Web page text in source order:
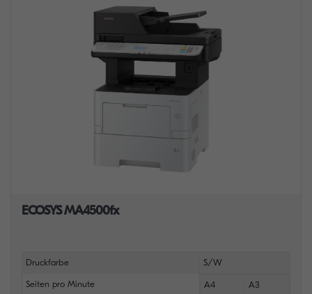
ECOSYS MA4500fx
Druckfarbe S/W
Seiten pro Minute A4 A3